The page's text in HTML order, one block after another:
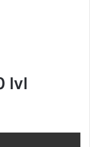
lvl